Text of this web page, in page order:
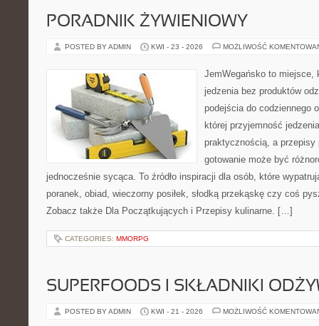
PORADNIK ŻYWIENIOWY
POSTED BY ADMIN KWI - 23 - 2026 MOŻLIWOŚĆ
JemWegańsko to miejsce,
jedzenia bez produktów
podejścia do codziennego
której przyjemność
praktycznością, a przepisy
gotowanie może być
jednocześnie sycąca. To źródło inspiracji dla osób, które
poranek, obiad, wieczorny posiłek, słodką przekąskę czy coś
Zobacz także Dla Początkujących i Przepisy kulinarne. […]
CATEGORIES: MMORPG
SUPERFOODS I SKŁADNIKI
POSTED BY ADMIN KWI - 21 - 2026 MOŻLIWOŚĆ